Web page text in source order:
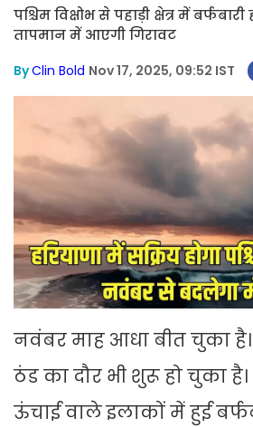
पश्चिम विक्षोभ से पहाड़ी क्षेत्र में
तापमान में आएगी गिरावट
ByClin Bold Nov 17, 2025, 09:52 IST
नवंबर माह आधा बीत चुका
ठंड का दौर भी शुरू हो चुका
ऊंचाई वाले इलाकों में हुई